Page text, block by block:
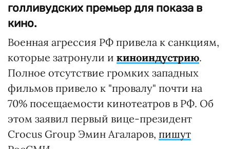
голливудских премьер для показа в
кино.
Военная агрессия РФ привела к санкциям,
которые затронули и киноиндустрию.
Полное отсутствие громких западных
фильмов привело к "провалу" почти на
70% посещаемости кинотеатров в РФ. Об
этом заявил первый вице-президент
Crocus Group Эмин Агаларов, пишут